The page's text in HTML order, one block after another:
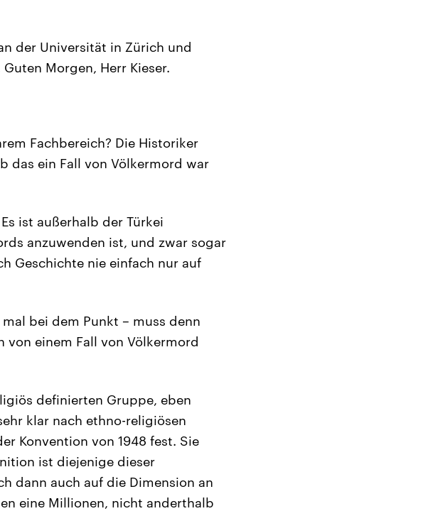
der Universität in Zürich und
Morgen, Herr Kieser.
Fachbereich? Die Historiker
das ein Fall von Völkermord war
ist außerhalb der Türkei
anzuwenden ist, und zwar sogar
Geschichte nie einfach nur auf
bei dem Punkt – muss denn
einem Fall von Völkermord
definierten Gruppe, eben
klar nach ethno-religiösen
Konvention von 1948 fest. Sie
ist diejenige dieser
dann auch auf die Dimension an
eine Millionen, nicht anderthalb